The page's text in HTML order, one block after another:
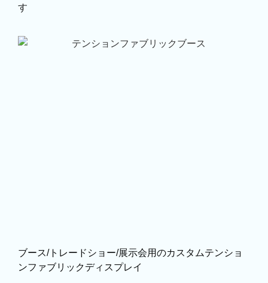
す
ブース/トレードショー/展示会用のカスタムテンショ
ンファブリックディスプレイ